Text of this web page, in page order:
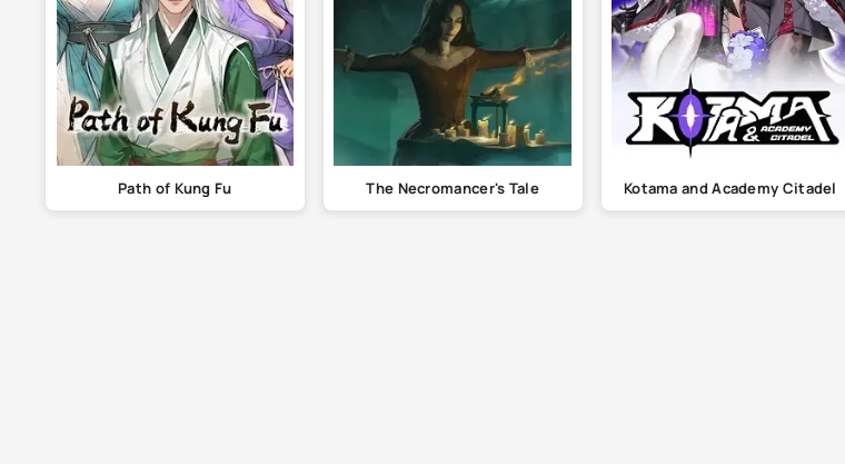
Path of Kung Fu The Necromancer's Tale Kotama and Academy Citadel